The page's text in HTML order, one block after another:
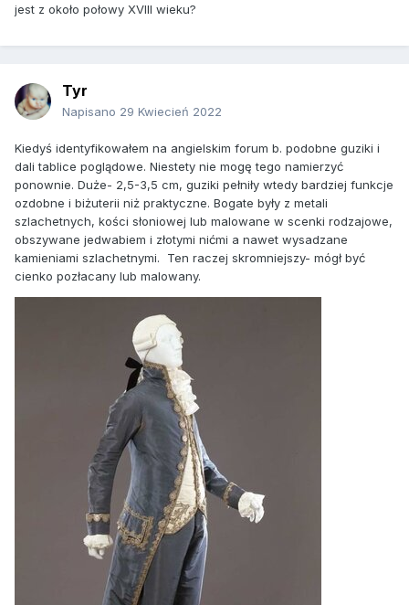
jest z około połowy XVIII wieku?
Tyr
Napisano 29 Kwiecień 2022
Kiedyś identyfikowałem na angielskim forum b. podobne guziki i
dali tablice poglądowe. Niestety nie mogę tego namierzyć
ponownie. Duże- 2,5-3,5 cm, guziki pełniły wtedy bardziej funkcje
ozdobne i biżuterii niż praktyczne. Bogate były z metali
szlachetnych, kości słoniowej lub malowane w scenki rodzajowe,
obszywane jedwabiem i złotymi nićmi a nawet wysadzane
kamieniami szlachetnymi. Ten raczej skromniejszy- mógł być
cienko pozłacany lub malowany.